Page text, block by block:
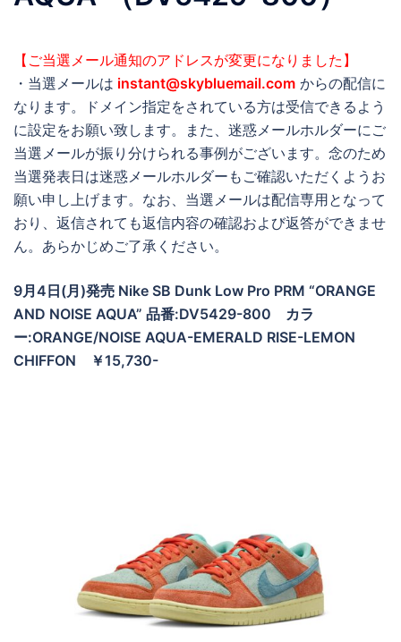
【ご当選メール通知のアドレスが変更になりました】
・当選メールは instant@skybluemail.com からの配信に
なります。ドメイン指定をされている方は受信できるよう
に設定をお願い致します。また、迷惑メールホルダーにご
当選メールが振り分けられる事例がございます。念のため
当選発表日は迷惑メールホルダーもご確認いただくようお
願い申し上げます。なお、当選メールは配信専用となって
おり、返信されても返信内容の確認および返答ができませ
ん。あらかじめご了承ください。
9月4日(月)発売 Nike SB Dunk Low Pro PRM “ORANGE
AND NOISE AQUA” 品番:DV5429-800 カラ
ー:ORANGE/NOISE AQUA-EMERALD RISE-LEMON
CHIFFON ￥15,730-